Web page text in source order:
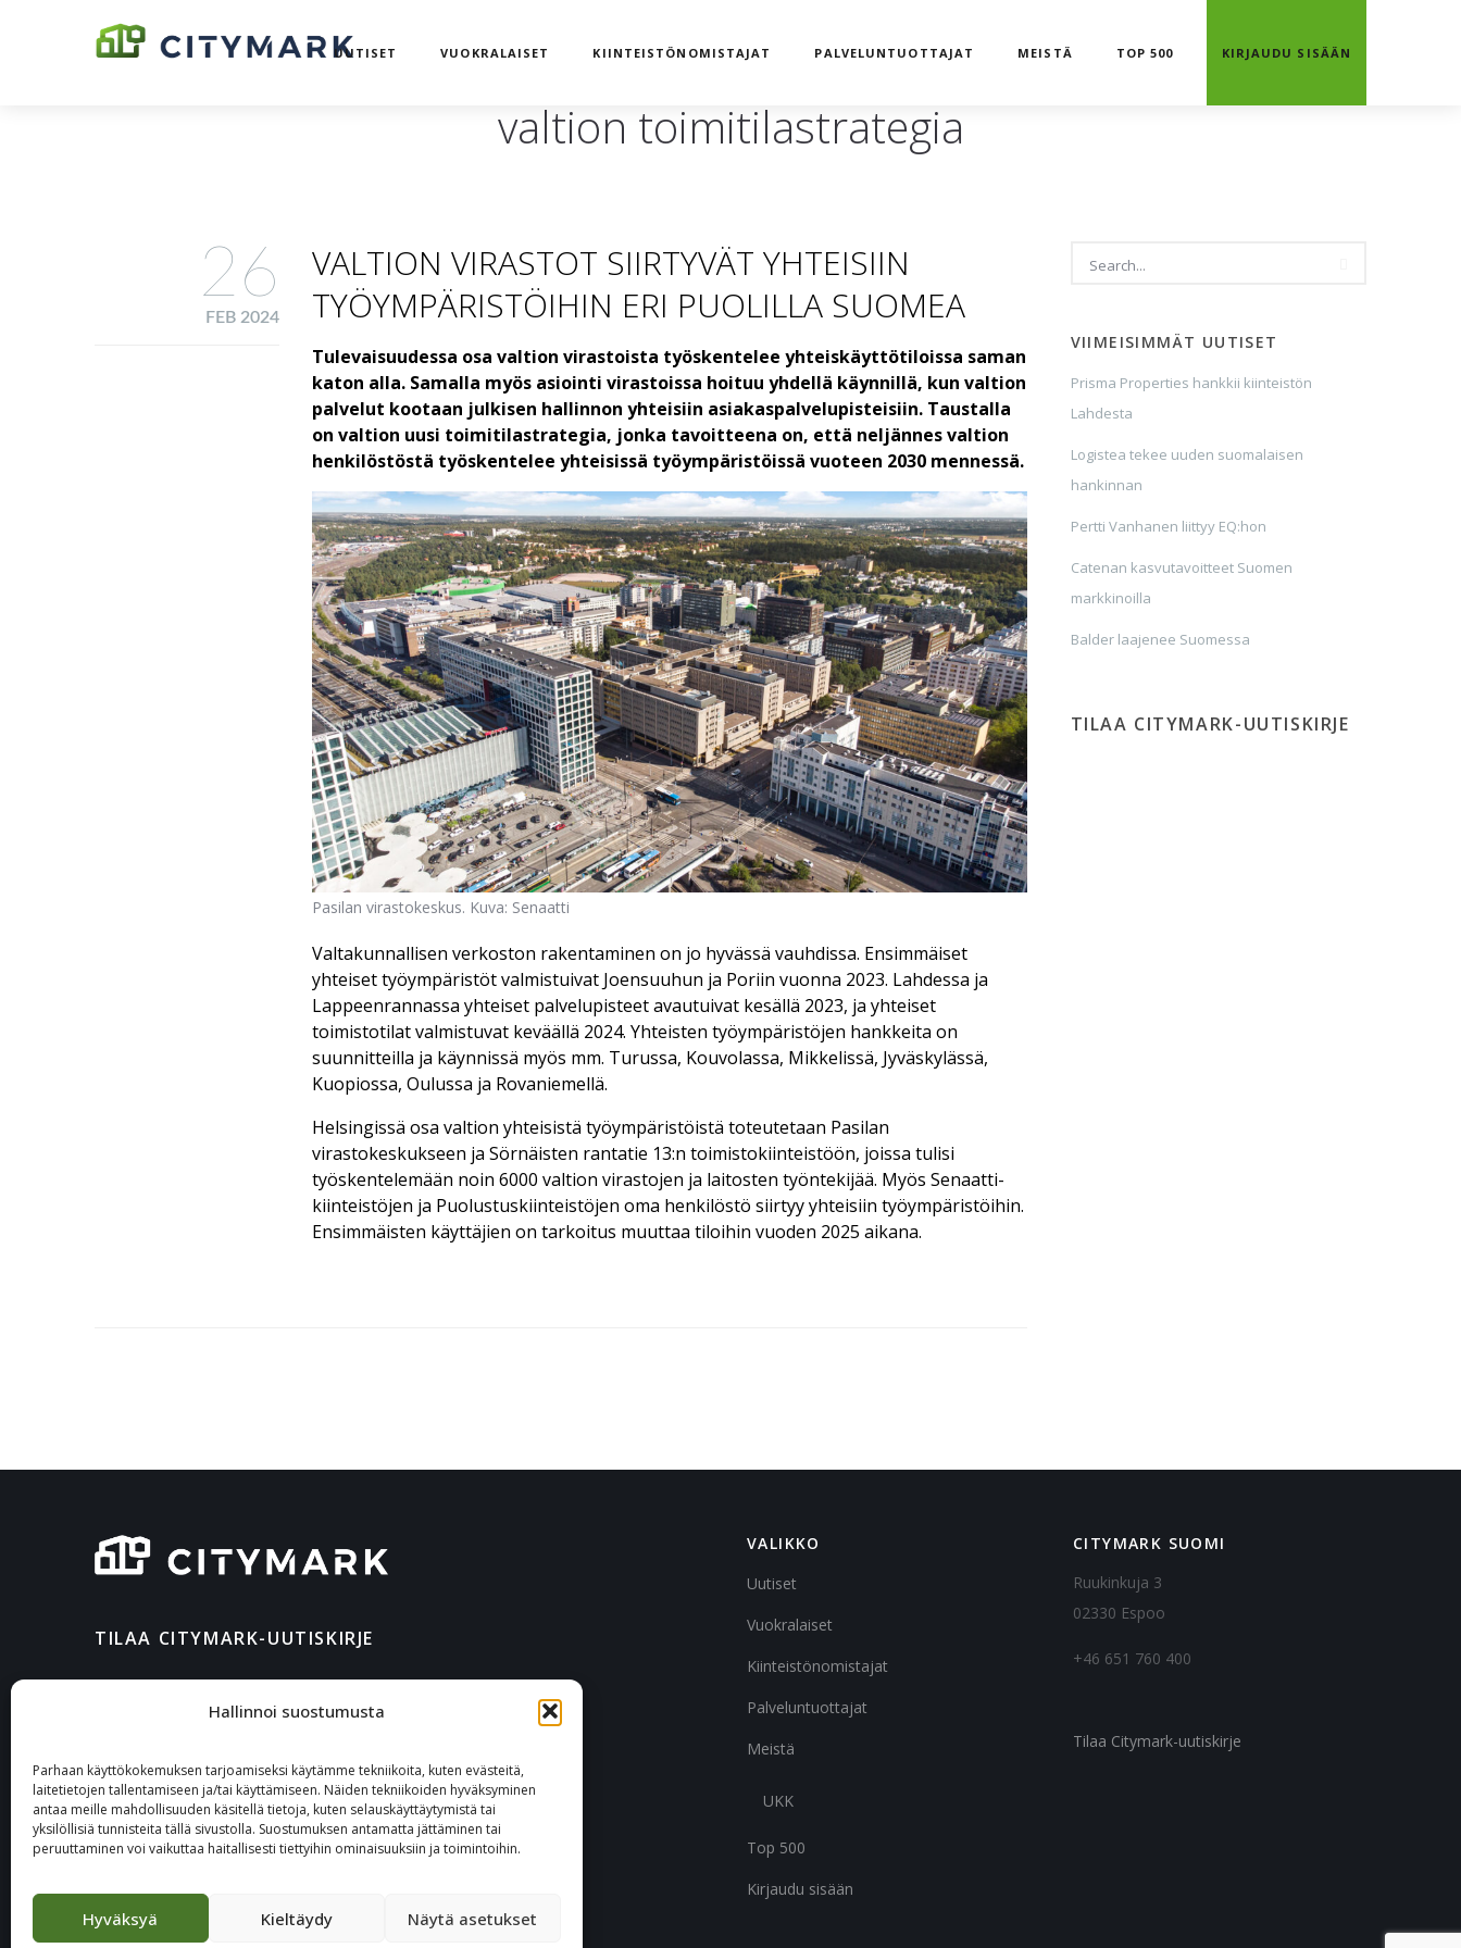
Hallinnoi suostumusta
Parhaan käyttökokemuksen tarjoamiseksi käytämme tekniikoita, kuten evästeitä,
laitetietojen tallentamiseen ja/tai käyttämiseen. Näiden tekniikoiden hyväksyminen
antaa meille mahdollisuuden käsitellä tietoja, kuten selauskäyttäytymistä tai
yksilöllisiä tunnisteita tällä sivustolla. Suostumuksen antamatta jättäminen tai
peruuttaminen voi vaikuttaa haitallisesti tiettyihin ominaisuuksiin ja toimintoihin.
Hyväksyä Kieltäydy Näytä asetukset
UUTISET VUOKRALAISET KIINTEISTÖNOMISTAJAT PALVELUNTUOTTAJAT MEISTÄ TOP 500 KIRJAUDU SISÄÄN
valtion toimitilastrategia
VALTION VIRASTOT SIIRTYVÄT YHTEISIIN
TYÖYMPÄRISTÖIHIN ERI PUOLILLA SUOMEA
Tulevaisuudessa osa valtion virastoista työskentelee yhteiskäyttötiloissa saman
katon alla. Samalla myös asiointi virastoissa hoituu yhdellä käynnillä, kun valtion
palvelut kootaan julkisen hallinnon yhteisiin asiakaspalvelupisteisiin. Taustalla
on valtion uusi toimitilastrategia, jonka tavoitteena on, että neljännes valtion
henkilöstöstä työskentelee yhteisissä työympäristöissä vuoteen 2030 mennessä.
Pasilan virastokeskus. Kuva: Senaatti
Valtakunnallisen verkoston rakentaminen on jo hyvässä vauhdissa. Ensimmäiset
yhteiset työympäristöt valmistuivat Joensuuhun ja Poriin vuonna 2023. Lahdessa ja
Lappeenrannassa yhteiset palvelupisteet avautuivat kesällä 2023, ja yhteiset
toimistotilat valmistuvat keväällä 2024. Yhteisten työympäristöjen hankkeita on
suunnitteilla ja käynnissä myös mm. Turussa, Kouvolassa, Mikkelissä, Jyväskylässä,
Kuopiossa, Oulussa ja Rovaniemellä.
Helsingissä osa valtion yhteisistä työympäristöistä toteutetaan Pasilan
virastokeskukseen ja Sörnäisten rantatie 13:n toimistokiinteistöön, joissa tulisi
työskentelemään noin 6000 valtion virastojen ja laitosten työntekijää. Myös Senaatti-
kiinteistöjen ja Puolustuskiinteistöjen oma henkilöstö siirtyy yhteisiin työympäristöihin.
Ensimmäisten käyttäjien on tarkoitus muuttaa tiloihin vuoden 2025 aikana.
26
FEB 2024
VIIMEISIMMÄT UUTISET
Prisma Properties hankkii kiinteistön
Lahdesta
Logistea tekee uuden suomalaisen
hankinnan
Pertti Vanhanen liittyy EQ:hon
Catenan kasvutavoitteet Suomen
markkinoilla
Balder laajenee Suomessa
TILAA CITYMARK-UUTISKIRJE
TILAA CITYMARK-UUTISKIRJE
VALIKKO
Uutiset
Vuokralaiset
Kiinteistönomistajat
Palveluntuottajat
Meistä
UKK
Top 500
Kirjaudu sisään
CITYMARK SUOMI
Ruukinkuja 3
02330 Espoo
+46 651 760 400
Tilaa Citymark-uutiskirje